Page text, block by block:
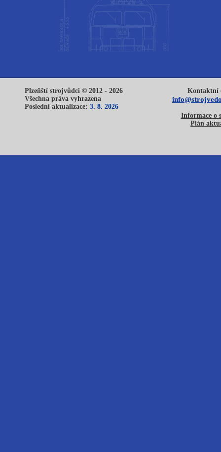
Plzeňští strojvůdci © 2012 - 2026
Všechna práva vyhrazena
Poslední aktualizace: 3. 8. 2026
Kontaktní
Informace o
Plán